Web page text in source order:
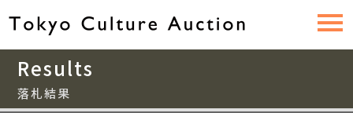
Results
落札結果